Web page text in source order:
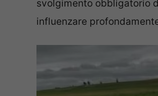
svolgimento obbligatorio
influenzare